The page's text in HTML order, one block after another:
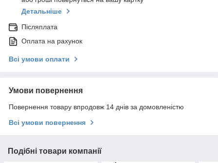
Детальніше
Післяплата
Оплата на рахунок
Всі умови оплати
Умови повернення
Повернення товару впродовж 14 днів за домовленістю
Всі умови повернення
Подібні товари компанії